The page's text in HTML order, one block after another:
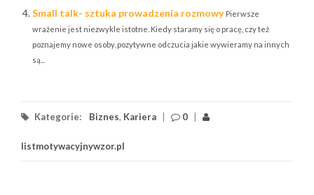
Small talk- sztuka prowadzenia rozmowy Pierwsze
wrażenie jest niezwykle istotne. Kiedy staramy się o pracę, czy też
poznajemy nowe osoby, pozytywne odczucia jakie wywieramy na innych
są...
Kategorie: Biznes, Kariera 0
listmotywacyjnywzor.pl